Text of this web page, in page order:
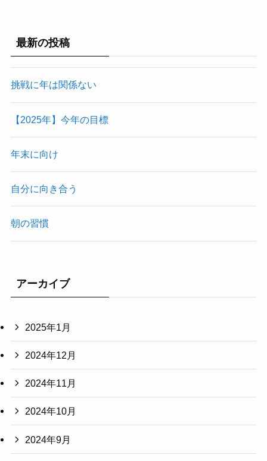
最新の投稿
挑戦に年は関係ない
【2025年】今年の目標
年末に向け
自分に向き合う
朝の習慣
アーカイブ
2025年1月
2024年12月
2024年11月
2024年10月
2024年9月